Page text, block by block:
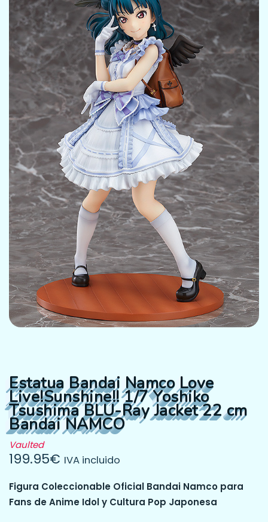
Estatua Bandai Namco Love
Live!Sunshine!! 1/7 Yoshiko
Tsushima BLU-Ray Jacket 22 cm
Bandai NAMCO
Vaulted
199.95€ IVA incluido
Figura Coleccionable Oficial Bandai Namco para
Fans de Anime Idol y Cultura Pop Japonesa